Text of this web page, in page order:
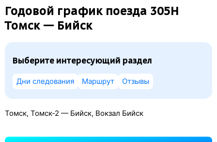
Годовой график поезда 305Н
Томск — Бийск
Выберите интересующий раздел
Дни следования Маршрут Отзывы
Томск, Томск-2 — Бийск, Вокзал Бийск